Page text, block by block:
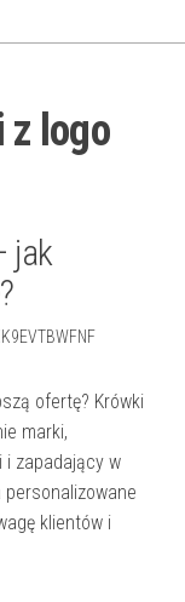
z logo
jak
ofertę? Krówki
marki,
i zapadający w
klientów i